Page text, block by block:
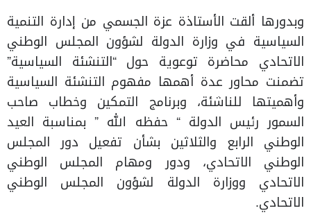
وبدورها ألقت الأستاذة عزة الجسمي من إدارة التنمية
السياسية في وزارة الدولة لشؤون المجلس الوطني
الاتحادي محاضرة توعوية حول “التنشئة السياسية”
تضمنت محاور عدة أهمها مفهوم التنشئة السياسية
وأهميتها للناشئة، وبرنامج التمكين وخطاب صاحب
السمور رئيس الدولة “ حفظه الله ” بمناسبة العيد
الوطني الرابع والثلاثين بشأن تفعيل دور المجلس
الوطني الاتحادي، ودور ومهام المجلس الوطني
الاتحادي ووزارة الدولة لشؤون المجلس الوطني
الاتحادي.